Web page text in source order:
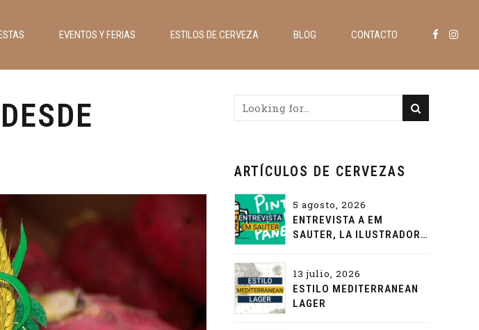
EVENTOS Y FERIAS ESTILOS DE CERVEZA BLOG CONTACTO
ARTÍCULOS DE CERVEZAS
5 agosto, 2026
ENTREVISTA A EM
SAUTER, LA ILUSTRADORA
13 julio, 2026
ESTILO MEDITERRANEAN
LAGER